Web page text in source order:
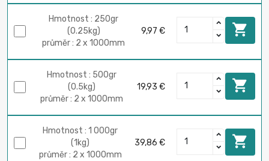
Hmotnost : 250gr
(0.25kg)
průměr : 2 x 1000mm
9,97 € 
Hmotnost : 500gr
(0.5kg)
průměr : 2 x 1000mm
19,93 € 
Hmotnost : 1 000gr
(1kg)
průměr : 2 x 1000mm
39,86 € 